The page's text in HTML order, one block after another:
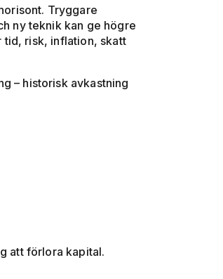
Tryggare
ny teknik kan ge högre
tid, risk, inflation, skatt
– historisk avkastning
att förlora kapital.